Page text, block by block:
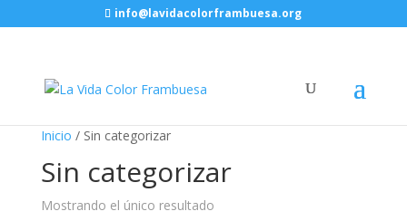
info@lavidacolorframbuesa.org
Inicio / Sin categorizar
Sin categorizar
Mostrando el único resultado